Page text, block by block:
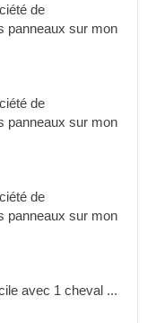
de
panneaux sur mon
de
panneaux sur mon
de
panneaux sur mon
avec 1 cheval ...